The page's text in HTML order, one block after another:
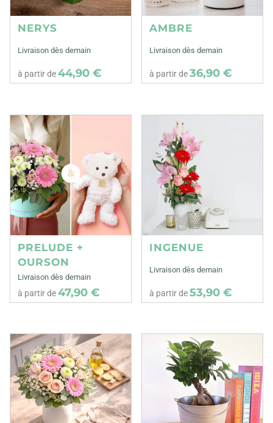
NERYS
Livraison dès demain
à partir de44,90 €
AMBRE
Livraison dès demain
à partir de36,90 €
PRELUDE +
OURSON
Livraison dès demain
à partir de47,90 €
INGENUE
Livraison dès demain
à partir de53,90 €